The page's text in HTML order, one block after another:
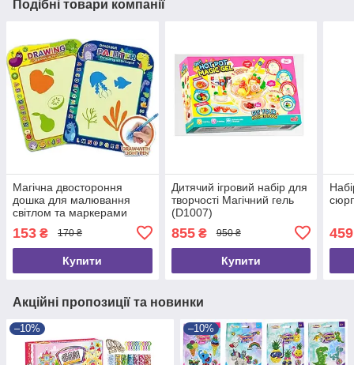
Подібні товари компанії
Магічна двостороння
дошка для малювання
світлом та маркерами
153 ₴ 170 ₴
Купити
Дитячий ігровий набір для
творчості Магічний гель
(D1007)
855₴ 950 ₴
Купити
459
Акційні пропозиції та новинки
–10% –10%